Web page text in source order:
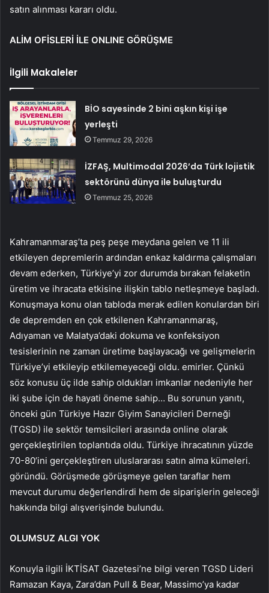
satın alınması kararı oldu.
ALİM OFİSLERİ İLE ONLINE GÖRÜŞME
İlgili Makaleler
BİO sayesinde 2 bini aşkın kişi işe
yerleşti
Temmuz 29, 2026
İZFAŞ, Multimodal 2026’da Türk lojistik
sektörünü dünya ile buluşturdu
Temmuz 25, 2026
Kahramanmaraş’ta peş peşe meydana gelen ve 11 ili
etkileyen depremlerin ardından enkaz kaldırma çalışmaları
devam ederken, Türkiye’yi zor durumda bırakan felaketin
üretim ve ihracata etkisine ilişkin tablo netleşmeye başladı.
Konuşmaya konu olan tabloda merak edilen konulardan biri
de depremden en çok etkilenen Kahramanmaraş,
Adıyaman ve Malatya’daki dokuma ve konfeksiyon
tesislerinin ne zaman üretime başlayacağı ve gelişmelerin
Türkiye’yi etkileyip etkilemeyeceği oldu. emirler. Çünkü
söz konusu üç ilde sahip oldukları imkanlar nedeniyle her
iki şube için de hayati öneme sahip… Bu sorunun yanıtı,
önceki gün Türkiye Hazır Giyim Sanayicileri Derneği
(TGSD) ile sektör temsilcileri arasında online olarak
gerçekleştirilen toplantıda oldu. Türkiye ihracatının yüzde
70-80’ini gerçekleştiren uluslararası satın alma kümeleri.
göründü. Görüşmede görüşmeye gelen taraflar hem
mevcut durumu değerlendirdi hem de siparişlerin geleceği
hakkında bilgi alışverişinde bulundu.
OLUMSUZ ALGI YOK
Konuyla ilgili İKTİSAT Gazetesi’ne bilgi veren TGSD Lideri
Ramazan Kaya, Zara’dan Pull & Bear, Massimo’ya kadar